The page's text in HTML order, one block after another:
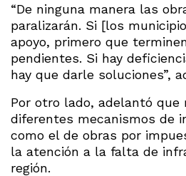
“De ninguna manera las
paralizarán. Si [los
apoyo, primero que
pendientes. Si hay
hay que darle soluciones”,
Por otro lado, adelantó que
diferentes mecanismos de
como el de obras por
la atención a la falta de
región.